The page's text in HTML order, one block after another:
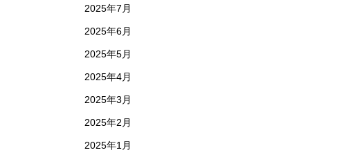
2025年7月
2025年6月
2025年5月
2025年4月
2025年3月
2025年2月
2025年1月